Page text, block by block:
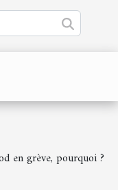
en grève, pourquoi ?